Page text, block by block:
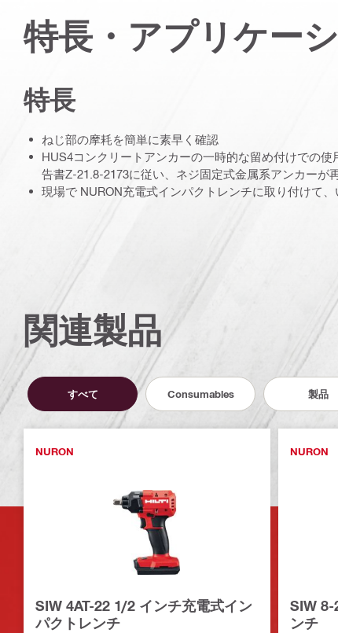
特長・アプリケー
特長
ねじ部の摩耗を簡単に素早く確認
HUS4コンクリートアンカーの一時的な留め付けでの使
告書Z-21.8-2173に従い、ネジ固定式金属系アンカーが
現場で NURON充電式インパクトレンチに取り付けて
関連製品
すべて Consumables 製品
NURON
SIW 4AT-22 1/2 インチ充電式イン
パクトレンチ
NURON
SIW 8-
ンチ